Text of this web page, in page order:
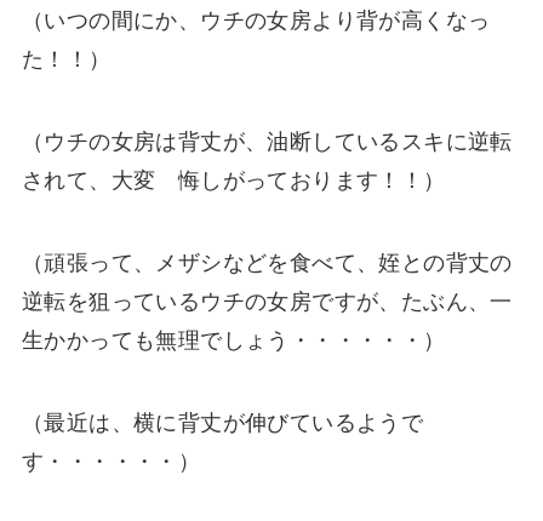
（いつの間にか、ウチの女房より背が高くなっ
た！！）
（ウチの女房は背丈が、油断しているスキに逆転
されて、大変 悔しがっております！！）
（頑張って、メザシなどを食べて、姪との背丈の
逆転を狙っているウチの女房ですが、たぶん、一
生かかっても無理でしょう・・・・・・）
（最近は、横に背丈が伸びているようで
す・・・・・・）